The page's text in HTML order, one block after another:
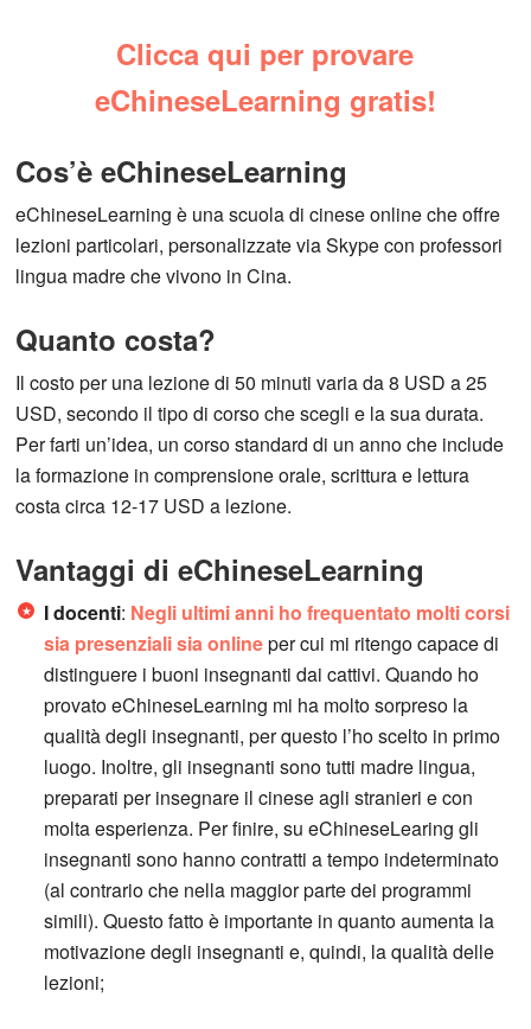
Clicca qui per provare
eChineseLearning gratis!
Cos’è eChineseLearning
eChineseLearning è una scuola di cinese online che offre
lezioni particolari, personalizzate via Skype con professori
lingua madre che vivono in Cina.
Quanto costa?
Il costo per una lezione di 50 minuti varia da 8 USD a 25
USD, secondo il tipo di corso che scegli e la sua durata.
Per farti un’idea, un corso standard di un anno che include
la formazione in comprensione orale, scrittura e lettura
costa circa 12-17 USD a lezione.
Vantaggi di eChineseLearning
I docenti: Negli ultimi anni ho frequentato molti corsi
sia presenziali sia onlineper cui mi ritengo capace di
distinguere i buoni insegnanti dai cattivi. Quando ho
provato eChineseLearning mi ha molto sorpreso la
qualità degli insegnanti, per questo l’ho scelto in primo
luogo. Inoltre, gli insegnanti sono tutti madre lingua,
preparati per insegnare il cinese agli stranieri e con
molta esperienza. Per finire, su eChineseLearing gli
insegnanti sono hanno contratti a tempo indeterminato
(al contrario che nella maggior parte dei programmi
simili). Questo fatto è importante in quanto aumenta la
motivazione degli insegnanti e, quindi, la qualità delle
lezioni;